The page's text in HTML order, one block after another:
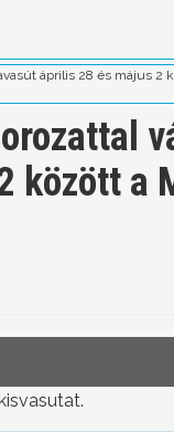
április 28 és május 2
között a